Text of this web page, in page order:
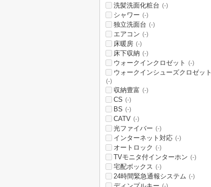
洗髪洗面化粧台 (-)
シャワー (-)
独立洗面台 (-)
エアコン (-)
床暖房 (-)
床下収納 (-)
ウォークインクロゼット (-)
ウォークインシューズクロゼット
(-)
収納豊富 (-)
CS (-)
BS (-)
CATV (-)
光ファイバー (-)
インターネット対応 (-)
オートロック (-)
TVモニタ付インターホン (-)
宅配ボックス (-)
24時間緊急通報システム (-)